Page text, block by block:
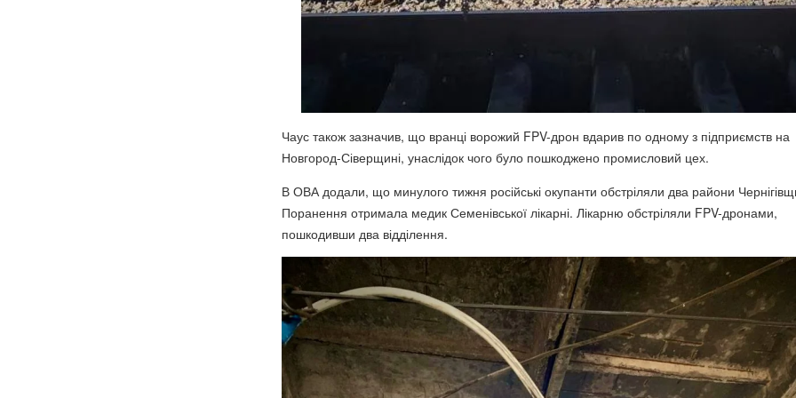
Чаус також зазначив, що вранці ворожий FPV-дрон вдарив по одному з підприємств на
Новгород-Сіверщині, унаслідок чого було пошкоджено промисловий цех.
В ОВА додали, що минулого тижня російські окупанти обстріляли два райони
Поранення отримала медик Семенівської лікарні. Лікарню обстріляли FPV-дронами,
пошкодивши два відділення.